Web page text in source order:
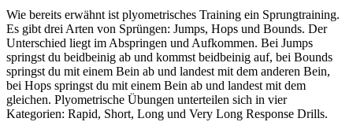
Wie bereits erwähnt ist plyometrisches Training ein Sprungtraining.
Es gibt drei Arten von Sprüngen: Jumps, Hops und Bounds. Der
Unterschied liegt im Abspringen und Aufkommen. Bei Jumps
springst du beidbeinig ab und kommst beidbeinig auf, bei Bounds
springst du mit einem Bein ab und landest mit dem anderen Bein,
bei Hops springst du mit einem Bein ab und landest mit dem
gleichen. Plyometrische Übungen unterteilen sich in vier
Kategorien: Rapid, Short, Long und Very Long Response Drills.